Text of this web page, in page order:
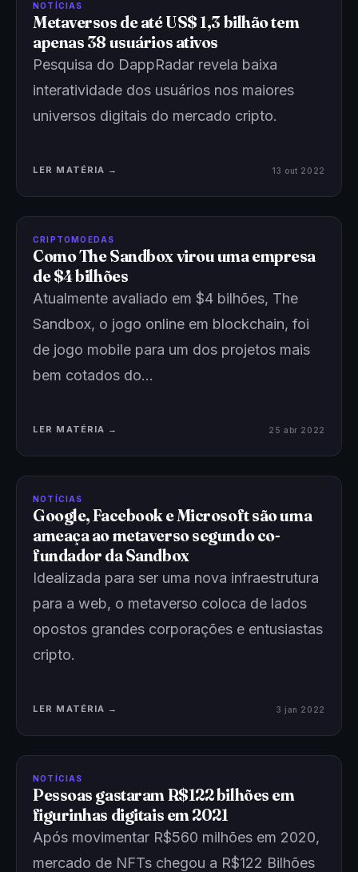
NOTÍCIAS
Metaversos de até US$ 1,3 bilhão tem
apenas 38 usuários ativos
Pesquisa do DappRadar revela baixa
interatividade dos usuários nos maiores
universos digitais do mercado cripto.
LER MATÉRIA → 13 out 2022
CRIPTOMOEDAS
Como The Sandbox virou uma empresa
de $4 bilhões
Atualmente avaliado em $4 bilhões, The
Sandbox, o jogo online em blockchain, foi
de jogo mobile para um dos projetos mais
bem cotados do…
LER MATÉRIA → 25 abr 2022
NOTÍCIAS
Google, Facebook e Microsoft são uma
ameaça ao metaverso segundo co-
fundador da Sandbox
Idealizada para ser uma nova infraestrutura
para a web, o metaverso coloca de lados
opostos grandes corporações e entusiastas
cripto.
LER MATÉRIA → 3 jan 2022
NOTÍCIAS
Pessoas gastaram R$122 bilhões em
figurinhas digitais em 2021
Após movimentar R$560 milhões em 2020,
mercado de NFTs chegou a R$122 Bilhões